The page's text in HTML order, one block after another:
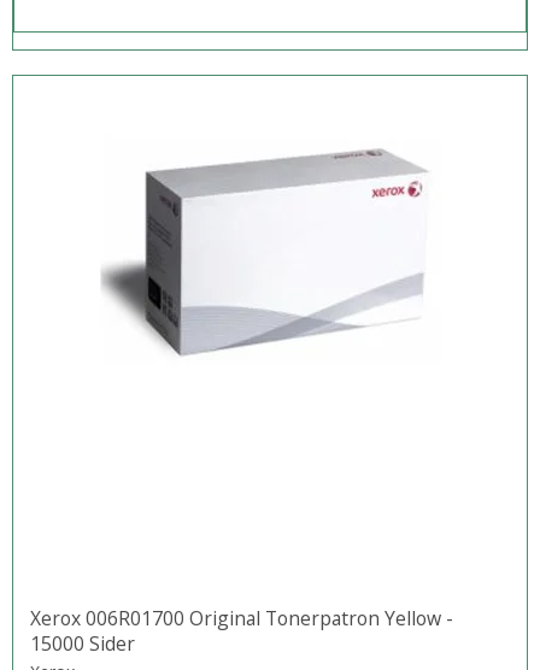
Xerox 006R01700 Original Tonerpatron Yellow -
15000 Sider